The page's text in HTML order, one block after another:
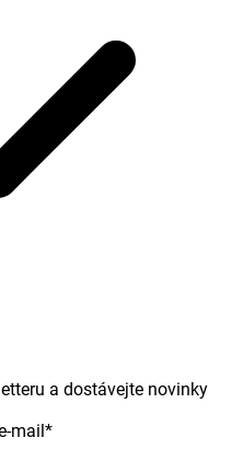
a dostávejte novinky
mail*